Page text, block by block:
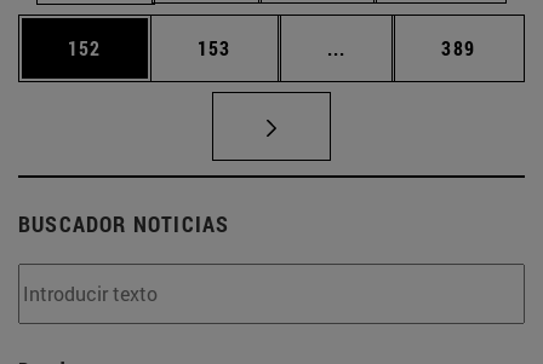
Página
152 Página
153 ... Páginas intermedias
Página
389
BUSCADOR NOTICIAS